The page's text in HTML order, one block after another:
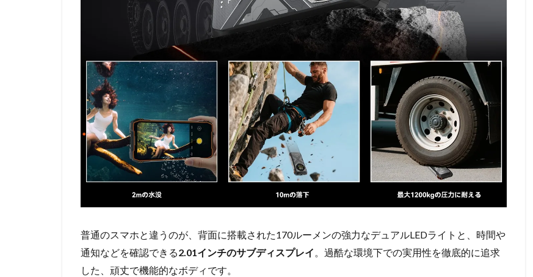
普通のスマホと違うのが、背面に搭載された170ルーメンの強力なデュアルLEDライトと、時間や
通知などを確認できる2.01インチのサブディスプレイ 。過酷な環境下での実用性を徹底的に追求
した、頑丈で機能的なボディです。